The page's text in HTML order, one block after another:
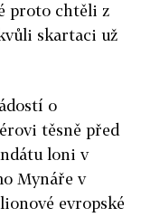
proto chtěli z
skartaci už
o
těsně před
loni v
Mynáře v
evropské